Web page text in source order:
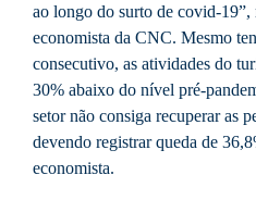
ao longo do surto de covid-19”,
economista da CNC. Mesmo
consecutivo, as atividades do
30% abaixo do nível pré-
setor não consiga recuperar as
devendo registrar queda de
economista.